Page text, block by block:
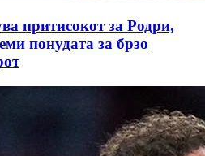
притисокот за Родри,
понудата за брзо